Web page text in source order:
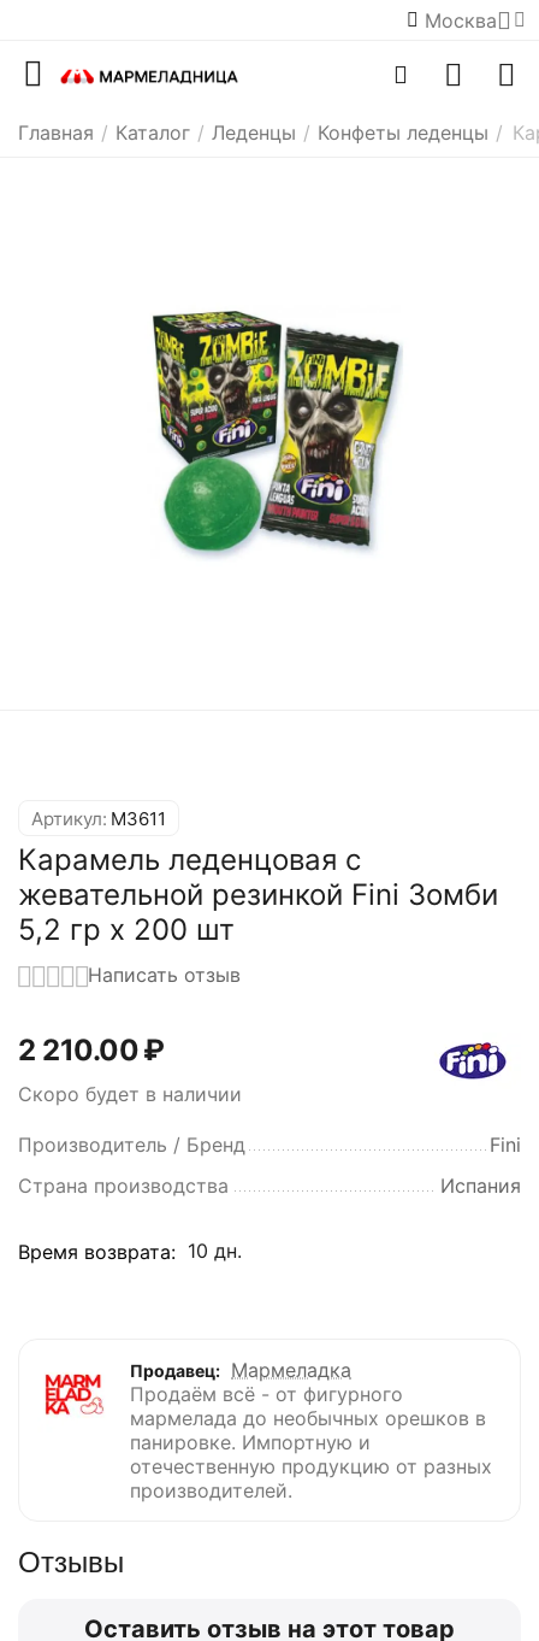
Москва
Главная / Каталог / Леденцы / Конфеты леденцы /
Артикул: M3611
Карамель леденцовая с
жевательной резинкой Fini Зомби
5,2 гр x 200 шт
Написать отзыв
2 210.00₽
Скоро будет в наличии
Производитель / Бренд
Fini
Страна производства
Испания
Время возврата: 10 дн.
Продавец: Мармеладка
Продаём всё - от фигурного
мармелада до необычных орешков в
панировке. Импортную и
отечественную продукцию от разных
производителей.
Отзывы
Оставить отзыв на этот товар